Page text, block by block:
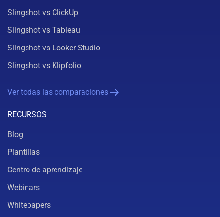
Slingshot vs ClickUp
Slingshot vs Tableau
Slingshot vs Looker Studio
Slingshot vs Klipfolio
Ver todas las comparaciones
RECURSOS
Blog
Plantillas
Centro de aprendizaje
Webinars
Whitepapers